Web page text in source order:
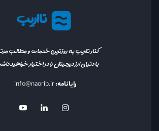
نااریب
کنار نااریب به روزترین خدمات و مطالب
با دنیای ارز دیجیتال را در اختیار خواهید
رایانامه:info@naorib.ir